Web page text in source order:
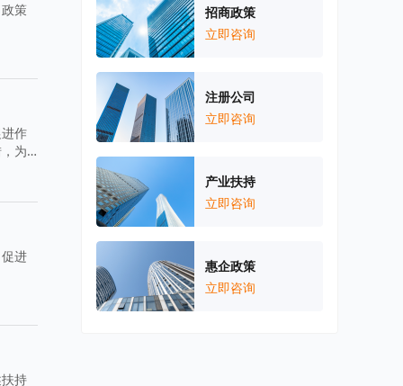
策
作
为
进
持
招商政策
立即咨询
注册公司
立即咨询
产业扶持
立即咨询
惠企政策
立即咨询